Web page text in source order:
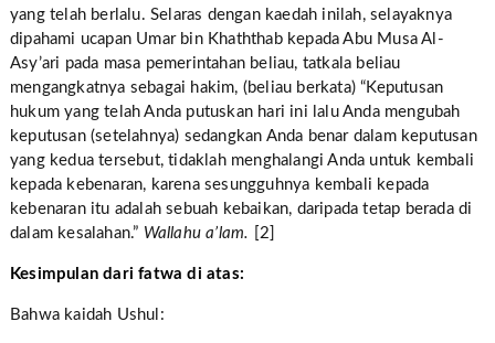
yang telah berlalu. Selaras dengan kaedah inilah, selayaknya
dipahami ucapan Umar bin Khaththab kepada Abu Musa Al-
Asy’ari pada masa pemerintahan beliau, tatkala beliau
mengangkatnya sebagai hakim, (beliau berkata) “Keputusan
hukum yang telah Anda putuskan hari ini lalu Anda mengubah
keputusan (setelahnya) sedangkan Anda benar dalam keputusan
yang kedua tersebut, tidaklah menghalangi Anda untuk kembali
kepada kebenaran, karena sesungguhnya kembali kepada
kebenaran itu adalah sebuah kebaikan, daripada tetap berada di
dalam kesalahan.” Wallahu a’lam. [2]
Kesimpulan dari fatwa di atas:
Bahwa kaidah Ushul: